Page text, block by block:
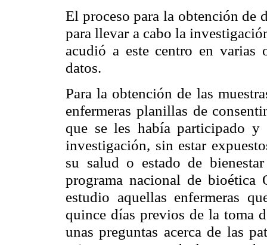
El proceso para la obtención
para llevar a cabo la
acudió a este centro en varias
datos.
Para la obtención de las
enfermeras planillas de
que se les había participado y
investigación, sin estar
su salud o estado de
programa nacional de bioética
estudio aquellas enfermeras
quince días previos de la toma
unas preguntas acerca de las